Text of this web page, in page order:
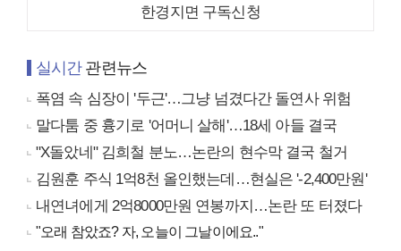
한경지면 구독신청
실시간관련뉴스
폭염 속 심장이 '두근'…그냥 넘겼다간 돌연사 위험
말다툼 중 흉기로 '어머니 살해'…18세 아들 결국
"X돌았네" 김희철 분노…논란의 현수막 결국 철거
김원훈 주식 1억8천 올인했는데…현실은 '-2,400만원'
내연녀에게 2억8000만원 연봉까지…논란 또 터졌다
"오래 참았죠? 자, 오늘이 그날이에요.."